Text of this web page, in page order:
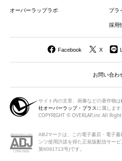
オーバーラップラボ プラ
採用
Facebook X
お問い合わ
サイト内の文章、画像などの著作物は
社オーバーラップ・プラス に属します
COPYRIGHT © OVERLAP,inc All
ABJマークは、この電子書店・電子
ンツ使用許諾を得た正規版配信サー
第6091713号)です。